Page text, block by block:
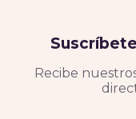
Recibe